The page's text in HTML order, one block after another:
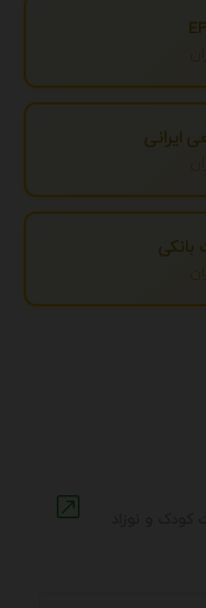
ایرانی
بانکی